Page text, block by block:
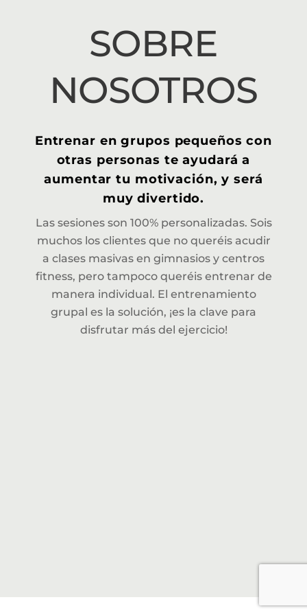
SOBRE
NOSOTROS
Entrenar en grupos pequeños con
otras personas te ayudará a
aumentar tu motivación, y será
muy divertido.
Las sesiones son 100% personalizadas. Sois
muchos los clientes que no queréis acudir
a clases masivas en gimnasios y centros
fitness, pero tampoco queréis entrenar de
manera individual. El entrenamiento
grupal es la solución, ¡es la clave para
disfrutar más del ejercicio!